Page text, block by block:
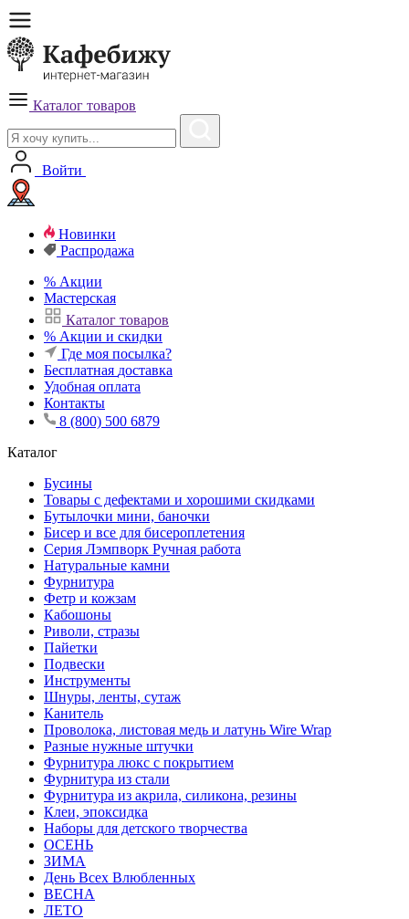
Каталог товаров
Войти
Новинки
Распродажа
% Акции
Мастерская
Каталог товаров
% Акции и скидки
Где моя посылка?
Бесплатная доставка
Удобная оплата
Контакты
8 (800) 500 6879
Каталог
Бусины
Товары с дефектами и хорошими скидками
Бутылочки мини, баночки
Бисер и все для бисероплетения
Серия Лэмпворк Ручная работа
Натуральные камни
Фурнитура
Фетр и кожзам
Кабошоны
Риволи, стразы
Пайетки
Подвески
Инструменты
Шнуры, ленты, сутаж
Канитель
Проволока, листовая медь и латунь Wire Wrap
Разные нужные штучки
Фурнитура люкс с покрытием
Фурнитура из стали
Фурнитура из акрила, силикона, резины
Клеи, эпоксидка
Наборы для детского творчества
ОСЕНЬ
ЗИМА
День Всех Влюбленных
ВЕСНА
ЛЕТО